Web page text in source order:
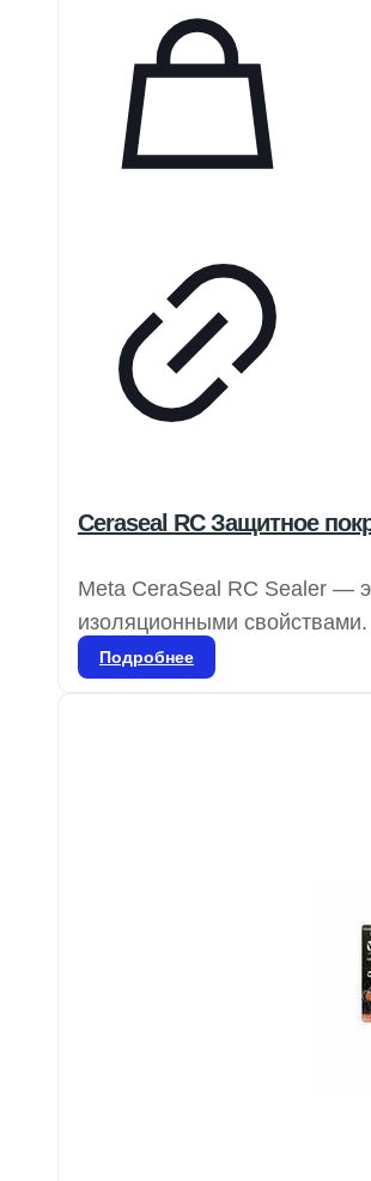
Ceraseal RC Защитное
Meta CeraSeal RC Sealer —
изоляционными
бактерий в дентинные
Подробнее